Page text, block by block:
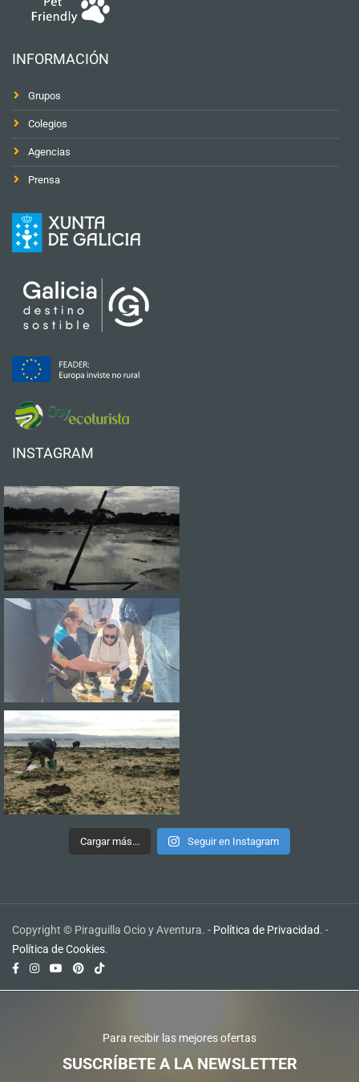
INFORMACIÓN
Grupos
Colegios
Agencias
Prensa
INSTAGRAM
Cargar más... Seguir en Instagram
Copyright © Piraguilla Ocio y Aventura. - Política de Privacidad. -
Política de Cookies.
Para recibir las mejores ofertas
SUSCRÍBETE A LA NEWSLETTER